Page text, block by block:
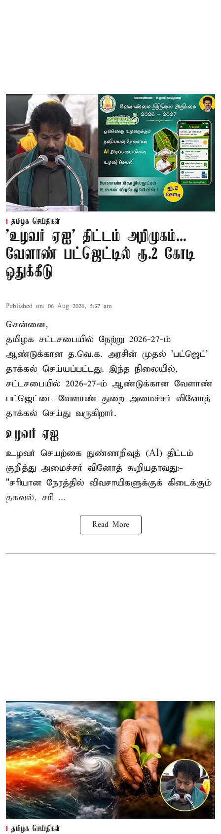
தமிழக செய்திகள்
'உழவர் ஏஐ' திட்டம் அறிமுகம்...
வேளாண் பட்ஜெட்டில் ரூ.2 கோடி
ஒதுக்கீடு
Published on: 06 Aug 2026, 5:37 am
சென்னை,
தமிழக சட்டசபையில் நேற்று 2026-27-ம்
ஆண்டுக்கான த.வெ.க. அரசின் முதல் 'பட்ஜெட்'
தாக்கல் செய்யப்பட்டது. இந்த நிலையில்,
சட்டசபையில் 2026-27-ம் ஆண்டுக்கான வேளாண்
பட்ஜெட்டை வேளாண் துறை அமைச்சர் வினோத்
தாக்கல் செய்து வருகிறார்.
உழவர் ஏஐ
உழவர் செயற்கை நுண்ணறிவுத் (AI) திட்டம்
குறித்து அமைச்சர் வினோத் கூறியதாவது:-
"சரியான நேரத்தில் விவசாயிகளுக்குக் கிடைக்கும்
தகவல், சரி ...
Read More
தமிழக செய்திகள்